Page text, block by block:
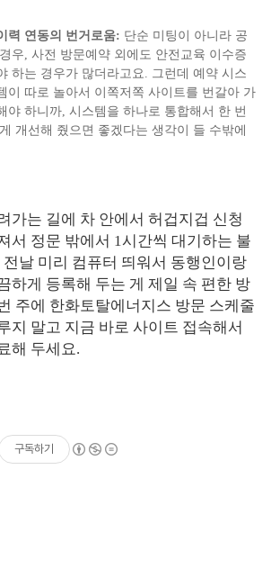
력 연동의 번거로움: 단순 미팅이 아니라 공
우, 사전 방문예약 외에도 안전교육 이수증
하는 경우가 많더라고요. 그런데 예약 시스
이 따로 놀아서 이쪽저쪽 사이트를 번갈아 가
야 하니까, 시스템을 하나로 통합해서 한 번
개선해 줬으면 좋겠다는 생각이 들 수밖에
가는 길에 차 안에서 허겁지겁 신청
서 정문 밖에서 1시간씩 대기하는 불
날 미리 컴퓨터 띄워서 동행인이랑
하게 등록해 두는 게 제일 속 편한 방
주에 한화토탈에너지스 방문 스케줄
지 말고 지금 바로 사이트 접속해서
해 두세요.
구독하기